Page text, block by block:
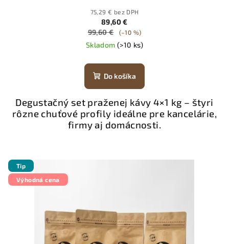
75,29 € bez DPH
89,60 €
99,60 €
(–10 %)
Skladom (>10 ks)
Do košíka
Degustačný set praženej kávy 4×1 kg – štyri
rôzne chuťové profily ideálne pre kancelárie,
firmy aj domácnosti.
Tip
Výhodná cena